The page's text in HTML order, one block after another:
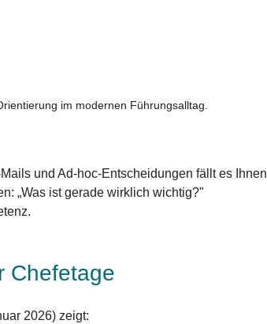
im modernen Führungsalltag.
und Ad-hoc-Entscheidungen fällt es Ihnen
„Was ist gerade wirklich wichtig?"
Chefetage
2026) zeigt: